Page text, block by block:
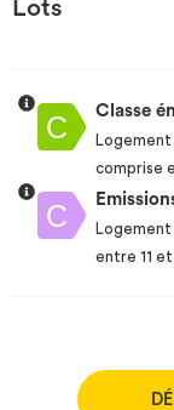
Lots
Classe
Logement
comprise
Logement
entre 11